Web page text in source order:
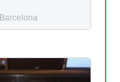
Barcelona